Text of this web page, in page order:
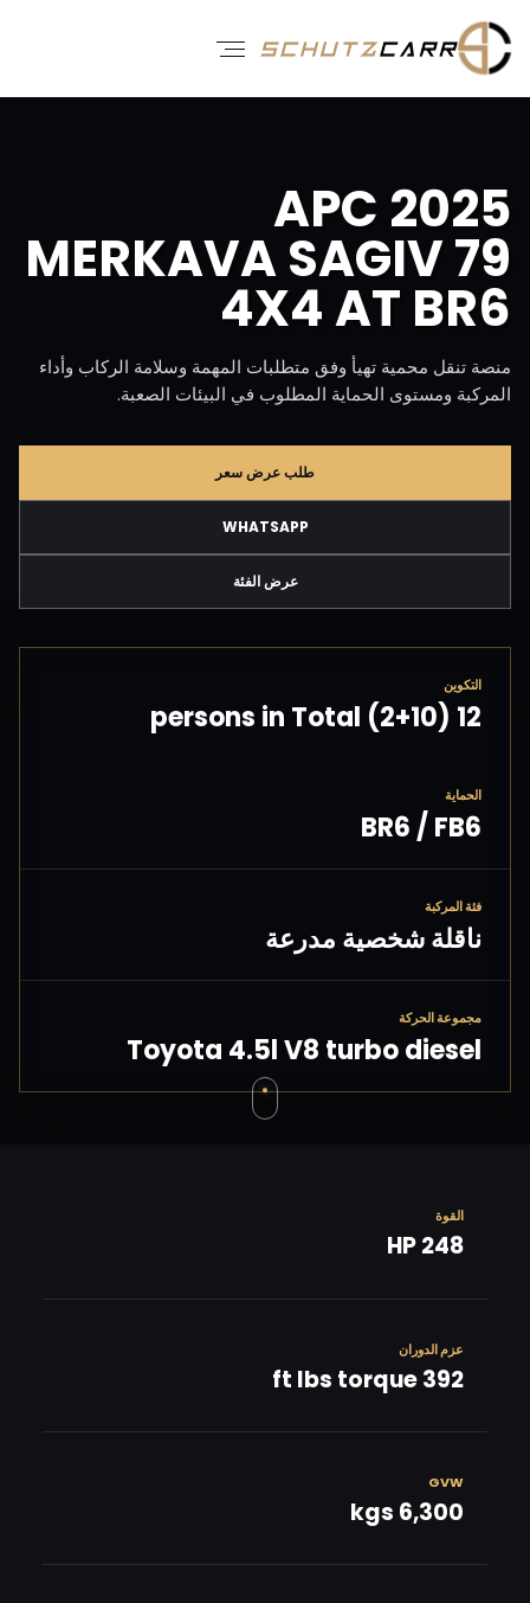
2025 APC
MERKAVA SAGIV 79
4X4 AT BR6
منصة تنقل محمية تهيأ وفق متطلبات المهمة وسلامة الركاب وأداء
المركبة ومستوى الحماية المطلوب في البيئات الصعبة.
طلب عرض سعر
WHATSAPP
عرض الفئة
التكوين
12 persons in Total (2+10)
الحماية
BR6 / FB6
فئة المركبة
ناقلة شخصية مدرعة
مجموعة الحركة
Toyota 4.5l V8 turbo diesel
القوة
248 HP
عزم الدوران
392 ft lbs torque
GVW
6,300 kgs